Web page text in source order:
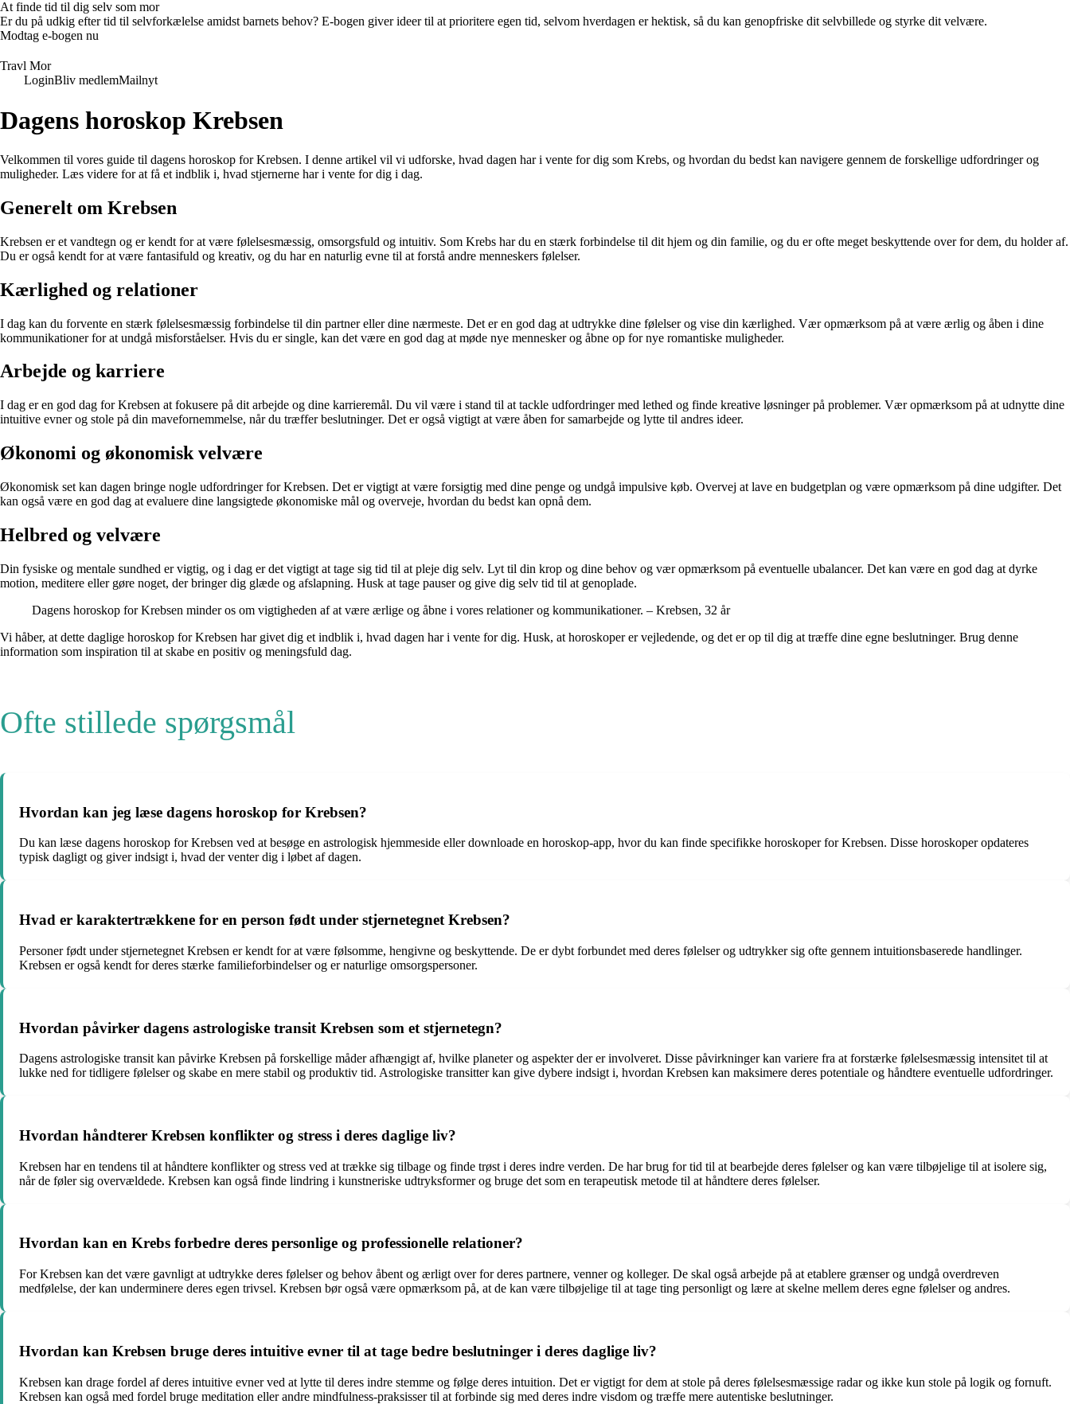
At finde tid til dig selv som mor
Er du på udkig efter tid til selvforkælelse amidst barnets behov? E-bogen giver ideer til at prioritere egen tid, selvom hverdagen er hektisk, så du kan genopfriske dit selvbillede og styrke dit velvære.
Modtag e-bogen nu
Travl Mor
LoginBliv medlemMailnyt
Dagens horoskop Krebsen
Velkommen til vores guide til dagens horoskop for Krebsen. I denne artikel vil vi udforske, hvad dagen har i vente for dig som Krebs, og hvordan du bedst kan navigere gennem de forskellige udfordringer og
muligheder. Læs videre for at få et indblik i, hvad stjernerne har i vente for dig i dag.
Generelt om Krebsen
Krebsen er et vandtegn og er kendt for at være følelsesmæssig, omsorgsfuld og intuitiv. Som Krebs har du en stærk forbindelse til dit hjem og din familie, og du er ofte meget beskyttende over for dem, du holder af.
Du er også kendt for at være fantasifuld og kreativ, og du har en naturlig evne til at forstå andre menneskers følelser.
Kærlighed og relationer
I dag kan du forvente en stærk følelsesmæssig forbindelse til din partner eller dine nærmeste. Det er en god dag at udtrykke dine følelser og vise din kærlighed. Vær opmærksom på at være ærlig og åben i dine
kommunikationer for at undgå misforståelser. Hvis du er single, kan det være en god dag at møde nye mennesker og åbne op for nye romantiske muligheder.
Arbejde og karriere
I dag er en god dag for Krebsen at fokusere på dit arbejde og dine karrieremål. Du vil være i stand til at tackle udfordringer med lethed og finde kreative løsninger på problemer. Vær opmærksom på at udnytte dine
intuitive evner og stole på din mavefornemmelse, når du træffer beslutninger. Det er også vigtigt at være åben for samarbejde og lytte til andres ideer.
Økonomi og økonomisk velvære
Økonomisk set kan dagen bringe nogle udfordringer for Krebsen. Det er vigtigt at være forsigtig med dine penge og undgå impulsive køb. Overvej at lave en budgetplan og være opmærksom på dine udgifter. Det
kan også være en god dag at evaluere dine langsigtede økonomiske mål og overveje, hvordan du bedst kan opnå dem.
Helbred og velvære
Din fysiske og mentale sundhed er vigtig, og i dag er det vigtigt at tage sig tid til at pleje dig selv. Lyt til din krop og dine behov og vær opmærksom på eventuelle ubalancer. Det kan være en god dag at dyrke
motion, meditere eller gøre noget, der bringer dig glæde og afslapning. Husk at tage pauser og give dig selv tid til at genoplade.
Dagens horoskop for Krebsen minder os om vigtigheden af at være ærlige og åbne i vores relationer og kommunikationer. – Krebsen, 32 år
Vi håber, at dette daglige horoskop for Krebsen har givet dig et indblik i, hvad dagen har i vente for dig. Husk, at horoskoper er vejledende, og det er op til dig at træffe dine egne beslutninger. Brug denne
information som inspiration til at skabe en positiv og meningsfuld dag.
Ofte stillede spørgsmål
Hvordan kan jeg læse dagens horoskop for Krebsen?
Du kan læse dagens horoskop for Krebsen ved at besøge en astrologisk hjemmeside eller downloade en horoskop-app, hvor du kan finde specifikke horoskoper for Krebsen. Disse horoskoper opdateres
typisk dagligt og giver indsigt i, hvad der venter dig i løbet af dagen.
Hvad er karaktertrækkene for en person født under stjernetegnet Krebsen?
Personer født under stjernetegnet Krebsen er kendt for at være følsomme, hengivne og beskyttende. De er dybt forbundet med deres følelser og udtrykker sig ofte gennem intuitionsbaserede handlinger.
Krebsen er også kendt for deres stærke familieforbindelser og er naturlige omsorgspersoner.
Hvordan påvirker dagens astrologiske transit Krebsen som et stjernetegn?
Dagens astrologiske transit kan påvirke Krebsen på forskellige måder afhængigt af, hvilke planeter og aspekter der er involveret. Disse påvirkninger kan variere fra at forstærke følelsesmæssig intensitet til at
lukke ned for tidligere følelser og skabe en mere stabil og produktiv tid. Astrologiske transitter kan give dybere indsigt i, hvordan Krebsen kan maksimere deres potentiale og håndtere eventuelle udfordringer.
Hvordan håndterer Krebsen konflikter og stress i deres daglige liv?
Krebsen har en tendens til at håndtere konflikter og stress ved at trække sig tilbage og finde trøst i deres indre verden. De har brug for tid til at bearbejde deres følelser og kan være tilbøjelige til at isolere sig,
når de føler sig overvældede. Krebsen kan også finde lindring i kunstneriske udtryksformer og bruge det som en terapeutisk metode til at håndtere deres følelser.
Hvordan kan en Krebs forbedre deres personlige og professionelle relationer?
For Krebsen kan det være gavnligt at udtrykke deres følelser og behov åbent og ærligt over for deres partnere, venner og kolleger. De skal også arbejde på at etablere grænser og undgå overdreven
medfølelse, der kan underminere deres egen trivsel. Krebsen bør også være opmærksom på, at de kan være tilbøjelige til at tage ting personligt og lære at skelne mellem deres egne følelser og andres.
Hvordan kan Krebsen bruge deres intuitive evner til at tage bedre beslutninger i deres daglige liv?
Krebsen kan drage fordel af deres intuitive evner ved at lytte til deres indre stemme og følge deres intuition. Det er vigtigt for dem at stole på deres følelsesmæssige radar og ikke kun stole på logik og fornuft.
Krebsen kan også med fordel bruge meditation eller andre mindfulness-praksisser til at forbinde sig med deres indre visdom og træffe mere autentiske beslutninger.